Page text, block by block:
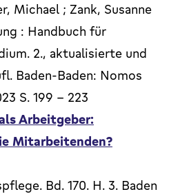
Michael ; Zank, Susanne
: Handbuch für
2., aktualisierte und
Baden-Baden: Nomos
S. 199 - 223
Arbeitgeber:
Mitarbeitenden?
Bd. 170. H. 3. Baden